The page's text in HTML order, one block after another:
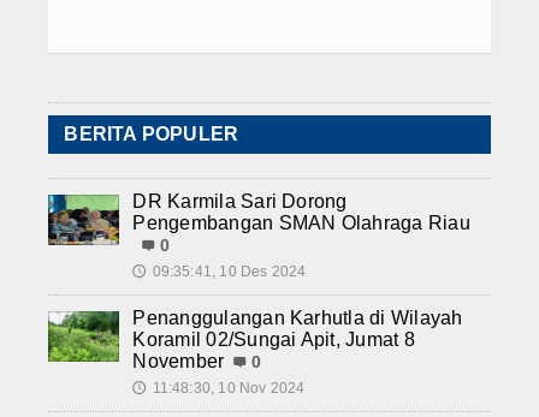
BERITA POPULER
DR Karmila Sari Dorong
Pengembangan SMAN Olahraga Riau
0
🕔 09:35:41, 10 Des 2024
Penanggulangan Karhutla di Wilayah
Koramil 02/Sungai Apit, Jumat 8
November
0
🕔 11:48:30, 10 Nov 2024